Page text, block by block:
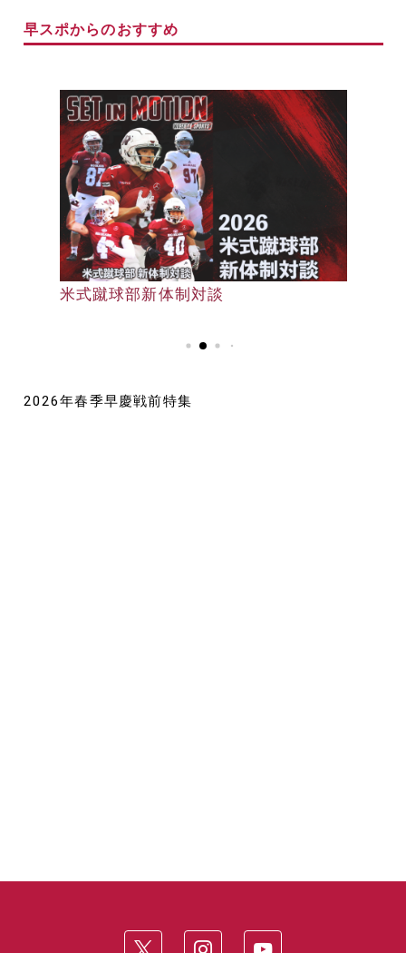
早スポからのおすすめ
早大野球部選手名鑑
米式蹴球部新体制対談
早大野球部選手名鑑
2026年春季早慶戦前特集